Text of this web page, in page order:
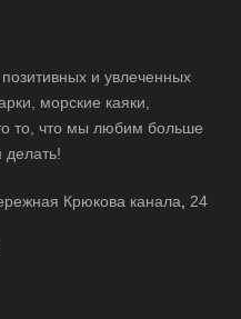
и увлеченных
морские каяки,
то, что мы любим больше
делать!
Крюкова канала, 24